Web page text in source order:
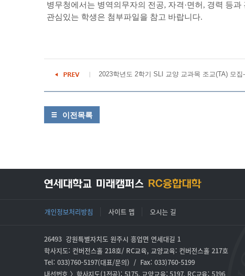
병무청에서는 병역의무자의 전공, 자격·면허, 경력 등
관심있는 학생은 첨부파일을 참고 바랍니다.
2023학년도 2학기 SLI 교양 교과목 조교(TA) 모집
이전목록
개인정보처리방침 사이트 맵 오시는 길
26493 강원특별자치도 원주시 흥업면 연세대길 1
학사지도: 컨버전스홀 218호/ RC교육, 교양교육: 컨버전스홀 217호
Tel: 033)760-5197(대표/문의) / Fax: 033)760-5199
내선번호 〉학사지도(1전공): 5175, 교양교육: 5197, RC교육: 5196